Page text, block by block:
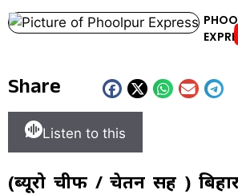
Share
Listen to this
(ब्यूरो चीफ / चेतन सिंह )